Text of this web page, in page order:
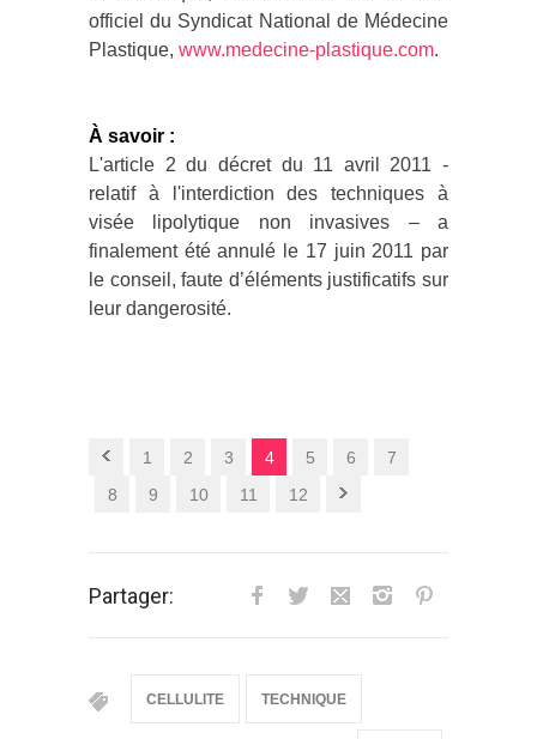
officiel du Syndicat National de Médecine
Plastique, www.medecine-plastique.com.
À savoir :
L'article 2 du décret du 11 avril 2011 -
relatif à l'interdiction des techniques à
visée lipolytique non invasives – a
finalement été annulé le 17 juin 2011 par
le conseil, faute d’éléments justificatifs sur
leur dangerosité.
1 2 3 4 5 6
7
8
9 10 11 12
Partager:
CELLULITE TECHNIQUE